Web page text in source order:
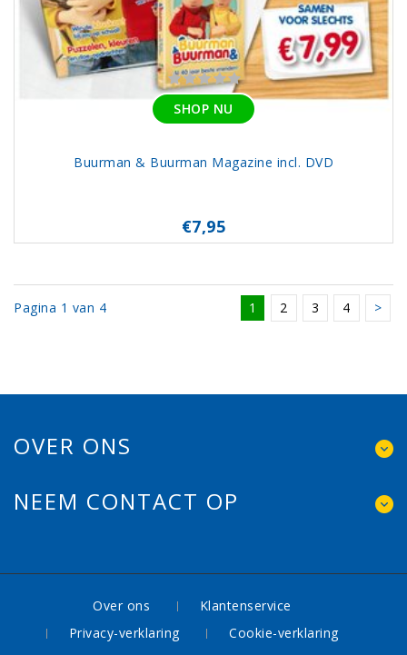
SHOP NU
Buurman & Buurman Magazine incl. DVD
€7,95
Pagina 1 van 4 1 2 3 4 >
OVER ONS
NEEM CONTACT OP
Over ons
Klantenservice
Privacy-verklaring
Cookie-verklaring